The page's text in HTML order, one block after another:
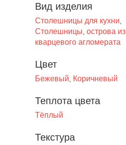
Вид изделия
Столешницы для кухни
Столешницы острова из
кварцевого агломерата
Цвет
Бежевый Коричневый
Теплота цвета
Тёплый
Текстура